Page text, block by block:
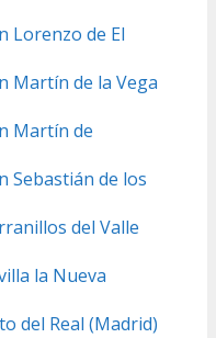
Lorenzo de El
Martín de la Vega
Martín de
Sebastián de los
del Valle
la Nueva
del Real (Madrid)